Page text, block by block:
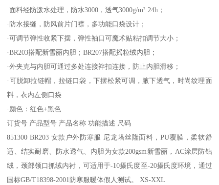
·面料经防泼水处理，防水3000，透气3000g/m²·24h；
·防水接缝，防风前片门襟，多功能口袋设计；
·可调节弹性收紧下摆，弹性袖口可魔术贴粘扣调节大小；
·BR203搭配新雪丽内胆；BR207搭配摇粒绒内胆；
·外夹克与内胆可通过多处连接袢扣连接，防止内胆滑移；
·可脱卸拉链帽，拉链口袋，下摆松紧可调，腋下透气，时尚纹理面
料，衣内左侧口袋
·颜色：红色+黑色
订货号 产品型号 产品名称 功能描述 尺码
851300 BR203 女款户外防寒服 尼龙塔丝隆面料，PU覆膜，柔软舒
适、结实耐磨、防水透气、内胆为女款200gsm新雪丽，AC涂层防钻
绒，颈部领口抓绒内衬，可适用于-10摄氏度至-20摄氏度环境，通过
国标GB/T18398-2001防寒服暖体假人测试。 XS-XXL